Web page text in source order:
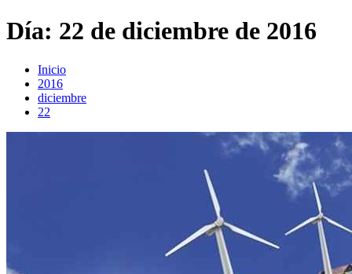
Día: 22 de diciembre de 2016
Inicio
2016
diciembre
22